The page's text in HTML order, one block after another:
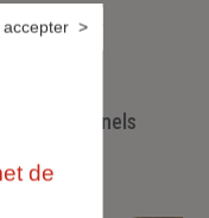
de demain.
professionnels
de